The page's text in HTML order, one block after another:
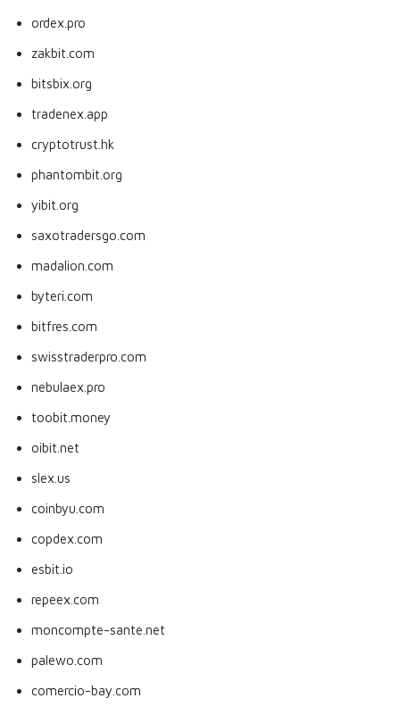
ordex.pro
zakbit.com
bitsbix.org
tradenex.app
cryptotrust.hk
phantombit.org
yibit.org
saxotradersgo.com
madalion.com
byteri.com
bitfres.com
swisstraderpro.com
nebulaex.pro
toobit.money
oibit.net
slex.us
coinbyu.com
copdex.com
esbit.io
repeex.com
moncompte-sante.net
palewo.com
comercio-bay.com